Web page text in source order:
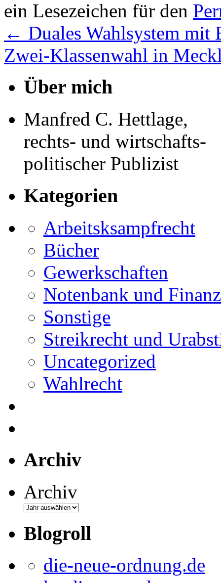
ein Lesezeichen für den
← Duales Wahlsystem
Zwei-Klassenwahl in
Über mich
Manfred C. Hettlage,
rechts- und wirtschafts-
politischer Publizist
Kategorien
Arbeitsksampfrecht
Bücher
Gewerkschaften
Notenbank und
Sonstige
Streikrecht und
Uncategorized
Wahlrecht
Archiv
Archiv
Blogroll
die-neue-ordnung.de